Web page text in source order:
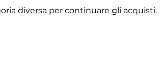
diversa per continuare gli acquisti.